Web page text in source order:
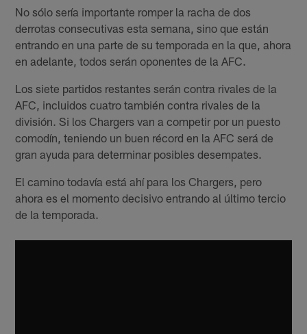
No sólo sería importante romper la racha de dos
derrotas consecutivas esta semana, sino que están
entrando en una parte de su temporada en la que, ahora
en adelante, todos serán oponentes de la AFC.
Los siete partidos restantes serán contra rivales de la
AFC, incluidos cuatro también contra rivales de la
división. Si los Chargers van a competir por un puesto
comodín, teniendo un buen récord en la AFC será de
gran ayuda para determinar posibles desempates.
El camino todavía está ahí para los Chargers, pero
ahora es el momento decisivo entrando al último tercio
de la temporada.